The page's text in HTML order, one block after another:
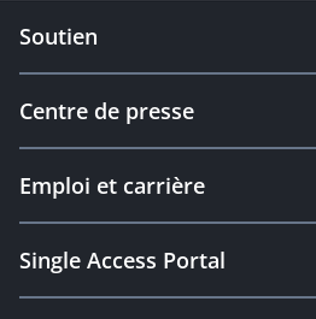
Soutien
Centre de presse
Emploi et carrière
Single Access Portal